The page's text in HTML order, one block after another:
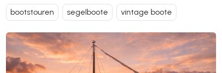
bootstouren segelboote vintage boote